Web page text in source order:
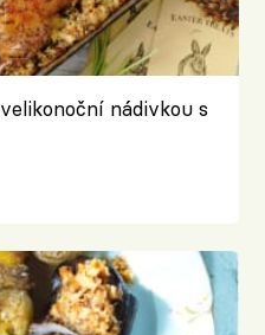
nádivkou s